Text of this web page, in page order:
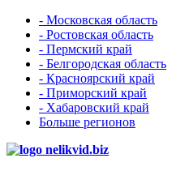
- Московская область
- Ростовская область
- Пермский край
- Белгородская область
- Красноярский край
- Приморский край
- Хабаровский край
Больше регионов